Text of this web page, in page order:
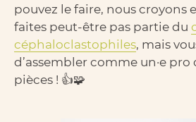
pouvez le faire, nous croyons
faites peut-être pas partie du
céphaloclastophiles, mais
d’assembler comme un·e
pièces ! 👍🧩